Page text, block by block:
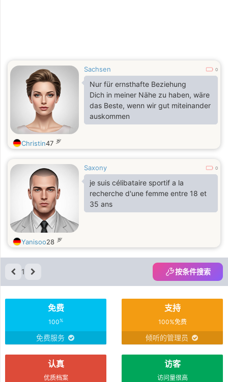
Sachsen 0
Nur für ernsthafte Beziehung
Dich in meiner Nähe zu haben, wäre
das Beste, wenn wir gut miteinander
auskommen
Christin47 岁
Saxony 0
je suis célibataire sportif a la
recherche d'une femme entre 18 et
35 ans
Yanisoo28 岁
1 按条件搜索
免费
100%
免费服务
支持
100%免费
倾听的管理员
认真
优质档案
访客
访问量很高